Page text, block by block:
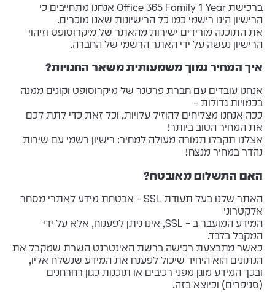
ברכישת Office 365 Family 1 Year אנחנו מתחייבים כי
הרישיון הינו רישמי כמו כל הרישיונות שאנו מוכרים.
את התוכנה מורידים ישירות מהאתר של מיקרוסופט וזיהוי
הרישיון נעשה על ידי האתר הרשמי של החברה.
איך המחיר נמוך משמעותית משאר החנויות?
אנחנו עובדים עם חברת פרטנר של מיקרוסופט וקונים ממנה
בכמויות גדולות –
ככה אנחנו מצליחים להוזיל עלויות, וכל זאת כדי לתת לכם
את המחיר הטוב ביותר!
אצלנו תקבלו תמורה מעולה למחיר: רישיון רשמי עם שירות
נהדר במחיר מנצח!
האם התשלום מאובטח?
האתר שלנו בעל תעודת SSL – אבטחת מידע לאתרי מסחר
אלקטרוני
המידע המועבר ב – SSL, אינו ניתן לפענוח, אלא על ידי
המקבל בלבד.
כאשר מתבצעת רכישה ברשת האינטרנט השרת שמקבל את
הנתונים הוא היחיד שיכול לפענח את המידע שנשלח אליו,
ובכך המידע מוגן מפני רכיבים או תוכנות כגון רחרחנים
(סניפרים) וכיוצא בזה.